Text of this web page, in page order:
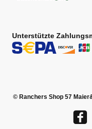
Unterstützte
© Ranchers Shop 57